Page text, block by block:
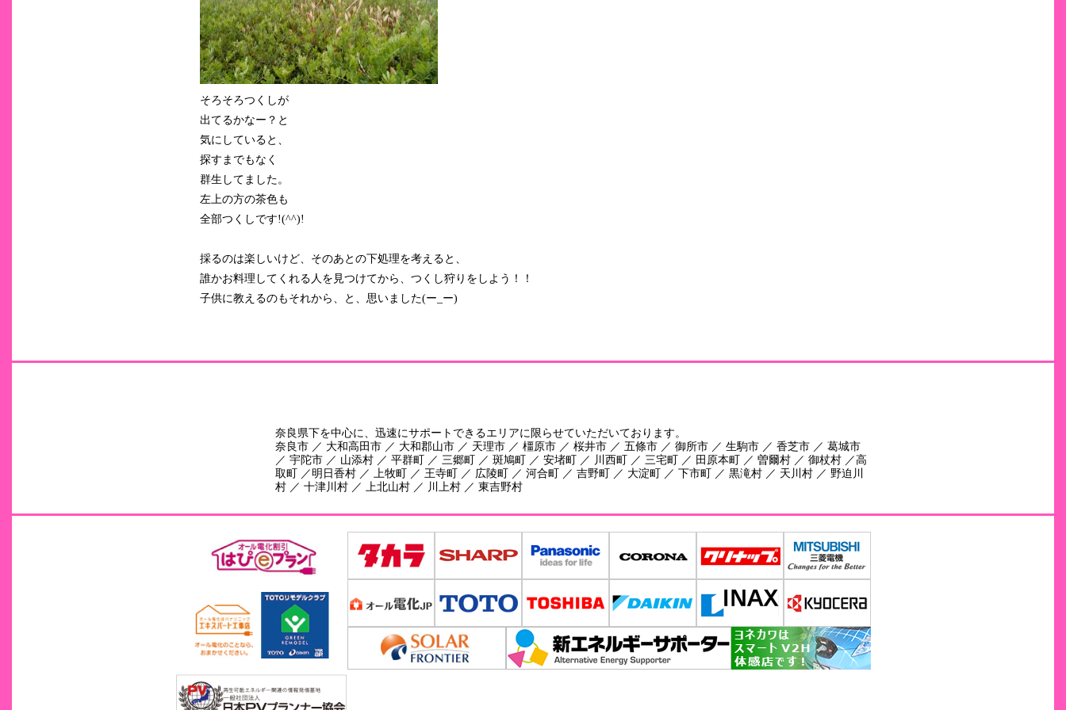
そろそろつくしが
出てるかなー？と
気にしていると、
探すまでもなく
群生してました。
左上の方の茶色も
全部つくしです!(^^)!
採るのは楽しいけど、そのあとの下処理を考えると、
誰かお料理してくれる人を見つけてから、つくし狩りをしよう！！
子供に教えるのもそれから、と、思いました(ー_ー)
奈良県下を中心に、迅速にサポートできるエリアに限らせていただいております。
奈良市 ／ 大和高田市 ／ 大和郡山市 ／ 天理市 ／ 橿原市 ／ 桜井市 ／ 五條市 ／ 御所市 ／ 生駒市 ／ 香芝市 ／ 葛城市
／ 宇陀市 ／ 山添村 ／ 平群町 ／ 三郷町 ／ 斑鳩町 ／ 安堵町 ／ 川西町 ／ 三宅町 ／ 田原本町 ／ 曽爾村 ／ 御杖村 ／高
取町 ／明日香村 ／ 上牧町 ／ 王寺町 ／ 広陵町 ／ 河合町 ／ 吉野町 ／ 大淀町 ／ 下市町 ／ 黒滝村 ／ 天川村 ／ 野迫川
村 ／ 十津川村 ／ 上北山村 ／ 川上村 ／ 東吉野村